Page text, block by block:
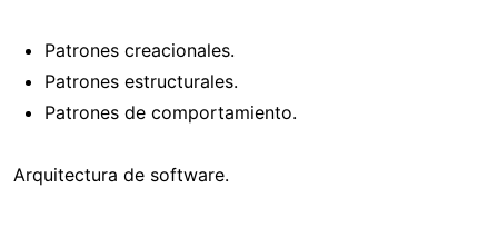
Patrones creacionales.
Patrones estructurales.
Patrones de comportamiento.
Arquitectura de software.